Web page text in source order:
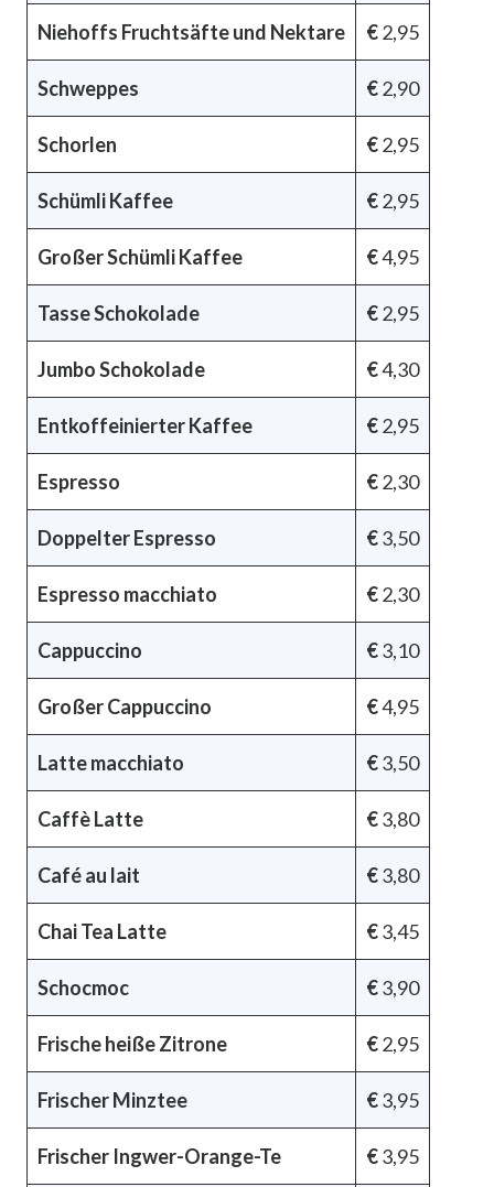
Niehoffs Fruchtsäfte und Nektare €2,95
Schweppes €2,90
Schorlen €2,95
Schümli Kaffee €2,95
Großer Schümli Kaffee €4,95
Tasse Schokolade €2,95
Jumbo Schokolade €4,30
Entkoffeinierter Kaffee €2,95
Espresso €2,30
Doppelter Espresso €3,50
Espresso macchiato €2,30
Cappuccino €3,10
Großer Cappuccino €4,95
Latte macchiato €3,50
Caffè Latte €3,80
Café au lait €3,80
Chai Tea Latte €3,45
Schocmoc €3,90
Frische heiße Zitrone €2,95
Frischer Minztee €3,95
Frischer Ingwer-Orange-Te €3,95